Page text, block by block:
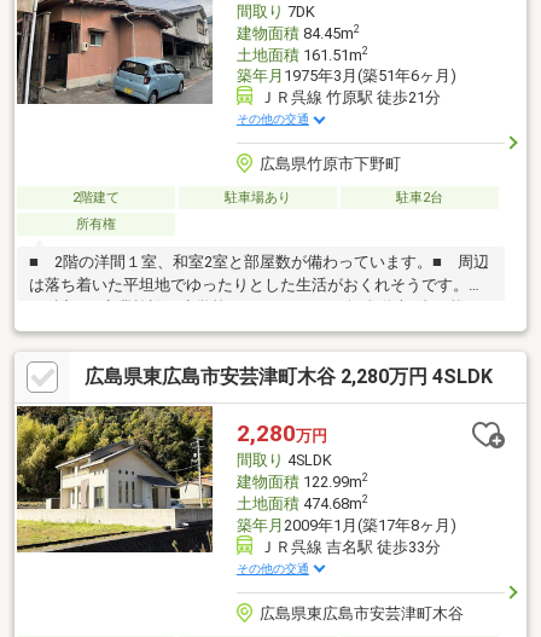
間取り 7DK
建物面積84.45m2
土地面積161.51m2
築年月 1975年3月(築51年6ヶ月)
ＪＲ呉線 竹原駅 徒歩21分
その他の交通
広島県竹原市下野町
2階建て 駐車場あり
駐車2台
所有権
■ 2階の洋間１室、和室2室と部屋数が備わっています。■ 周辺
は落ち着いた平坦地でゆったりとした生活がおくれそうです。
す。■ 4.5帖バルコニーなので、たくさんの洗濯物も安心です。
■ 1階はダイニングを除いて和室4室あります。
広島県東広島市安芸津町木谷 2,280万円 4SLDK
2,280万円
間取り 4SLDK
建物面積122.99m2
土地面積474.68m2
築年月 2009年1月(築17年8ヶ月)
ＪＲ呉線 吉名駅 徒歩33分
その他の交通
広島県東広島市安芸津町木谷